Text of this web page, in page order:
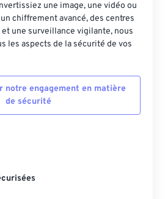
une image, une vidéo ou
chiffrement avancé, des centres
une surveillance vigilante, nous
les aspects de la sécurité de vos
notre engagement en matière
de sécurité